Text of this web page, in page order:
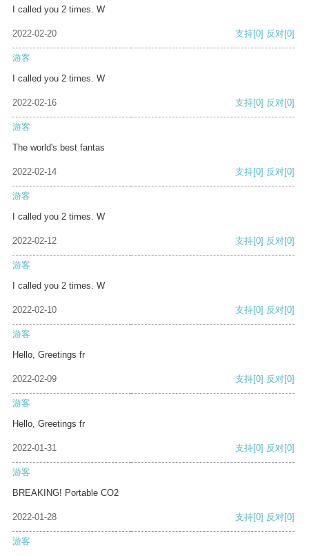
I called you 2 times. W
2022-02-20 支持[0] 反对[0]
游客
I called you 2 times. W
2022-02-16 支持[0] 反对[0]
游客
The world's best fantas
2022-02-14 支持[0] 反对[0]
游客
I called you 2 times. W
2022-02-12 支持[0] 反对[0]
游客
I called you 2 times. W
2022-02-10 支持[0] 反对[0]
游客
Hello, Greetings fr
2022-02-09 支持[0] 反对[0]
游客
Hello, Greetings fr
2022-01-31 支持[0] 反对[0]
游客
BREAKING! Portable CO2
2022-01-28 支持[0] 反对[0]
游客